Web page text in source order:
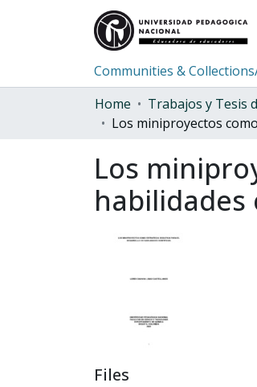
Communities & Collections
Home
Trabajos y Tesis
Los
habilidades
Files